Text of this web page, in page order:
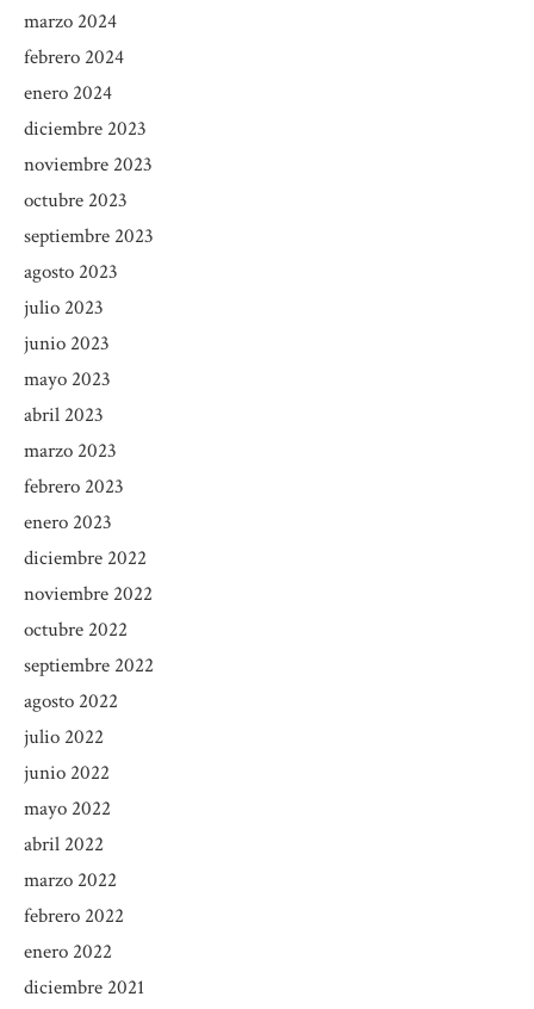
marzo 2024
febrero 2024
enero 2024
diciembre 2023
noviembre 2023
octubre 2023
septiembre 2023
agosto 2023
julio 2023
junio 2023
mayo 2023
abril 2023
marzo 2023
febrero 2023
enero 2023
diciembre 2022
noviembre 2022
octubre 2022
septiembre 2022
agosto 2022
julio 2022
junio 2022
mayo 2022
abril 2022
marzo 2022
febrero 2022
enero 2022
diciembre 2021